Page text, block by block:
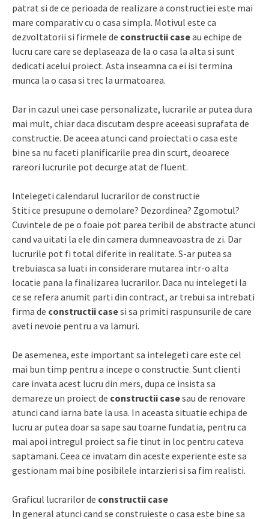
patrat si de ce perioada de realizare a constructiei este mai
mare comparativ cu o casa simpla. Motivul este ca
dezvoltatorii si firmele de constructii caseau echipe de
lucru care care se deplaseaza de la o casa la alta si sunt
dedicati acelui proiect. Asta inseamna ca ei isi termina
munca la o casa si trec la urmatoarea.
Dar in cazul unei case personalizate, lucrarile ar putea dura
mai mult, chiar daca discutam despre aceeasi suprafata de
constructie. De aceea atunci cand proiectati o casa este
bine sa nu faceti planificarile prea din scurt, deoarece
rareori lucrurile pot decurge atat de fluent.
Intelegeti calendarul lucrarilor de constructie
Stiti ce presupune o demolare? Dezordinea? Zgomotul?
Cuvintele de pe o foaie pot parea teribil de abstracte atunci
cand va uitati la ele din camera dumneavoastra de zi. Dar
lucrurile pot fi total diferite in realitate. S-ar putea sa
trebuiasca sa luati in considerare mutarea intr-o alta
locatie pana la finalizarea lucrarilor. Daca nu intelegeti la
ce se refera anumit parti din contract, ar trebui sa intrebati
firma de constructii casesi sa primiti raspunsurile de care
aveti nevoie pentru a va lamuri.
De asemenea, este important sa intelegeti care este cel
mai bun timp pentru a incepe o constructie. Sunt clienti
care invata acest lucru din mers, dupa ce insista sa
demareze un proiect de constructii casesau de renovare
atunci cand iarna bate la usa. In aceasta situatie echipa de
lucru ar putea doar sa sape sau toarne fundatia, pentru ca
mai apoi intregul proiect sa fie tinut in loc pentru cateva
saptamani. Ceea ce invatam din aceste experiente este sa
gestionam mai bine posibilele intarzieri si sa fim realisti.
Graficul lucrarilor de constructii case
In general atunci cand se construieste o casa este bine sa